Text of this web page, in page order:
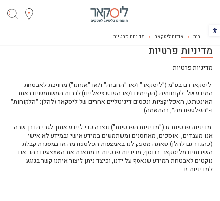
הכפתור משנה את צבעי הקונטרסט
בית אודות ליסקאר מדיניות פרטיות
מדיניות פרטיות
מדיניות פרטיות
ליסקאר רם בע"מ ("ליסקאר" ו/או "החברה" ו/או "אנחנו") מחויבת לאבטחת
המידע של לקוחותיה (הקיימים ו/או הפוטנציאליים) לרבות המשתמשים באתר
האינטרנט, האפליקציות ונכסים דיגיטליים אחרים שלליסקאר (להלן: ״הלקוחות״
ו-״הפלטפורמה״,בהתאמה).
מדיניות פרטיות זו ("מדיניות הפרטיות") נוצרה כדי ליידע אותך לגבי הדרך שבה
אנו מעבדים, אוספים, מאחסנים ומשתמשים במידע אישי ובמידע לא אישי
(כהגדרתם להלן) שאתה מספק לנו באמצעות הפלטפורמה או במסגרת קבלת
השירותים מליסקאר. בנוסף, מדיניות פרטיות זו מתארת את האמצעים בהם אנו
נוקטים לאבטחת המידע שנאסף על ידנו, וכיצד ניתן ליצור איתנו קשר בנוגע
למדיניות זו.